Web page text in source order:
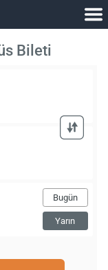
Bileti
Bugün
Yarın